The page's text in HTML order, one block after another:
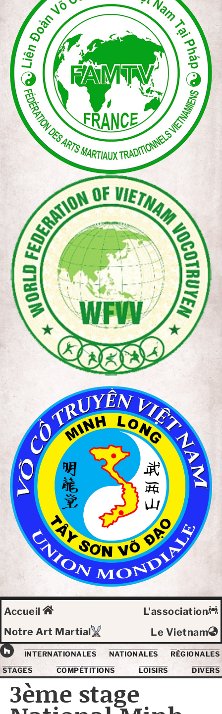
Accueil
L'association
Notre Art Martial
Le Vietnam
INTERNATIONALES NATIONALES
RÉGIONALES
STAGES
COMPÉTITIONS LOISIRS DIVERS
3ème stage